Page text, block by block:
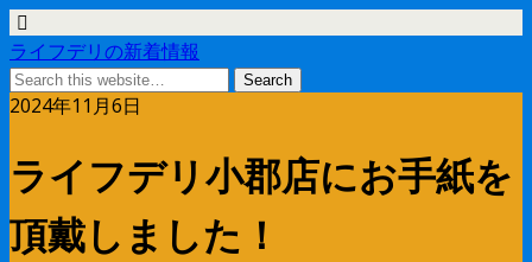
ライフデリの新着情報
2024年11月6日
ライフデリ小郡店にお手紙を
頂戴しました！